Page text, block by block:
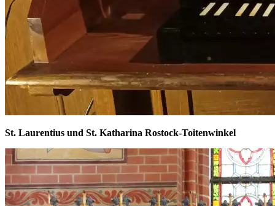
St. Laurentius und St. Katharina Rostock-Toitenwinkel